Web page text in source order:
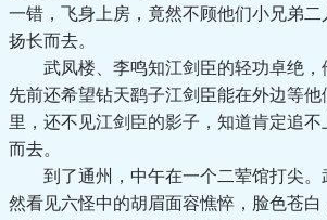
一错，飞身上房，竟然不顾他们小兄弟二
扬长而去。
武凤楼、李鸣知江剑臣的轻功卓绝，
先前还希望钻天鹞子江剑臣能在外边等
里，还不见江剑臣的影子，知道肯定追
而去。
到了通州，中午在一个二荤馆打尖。
然看见六怪中的胡眉面容憔悴，脸色苍白